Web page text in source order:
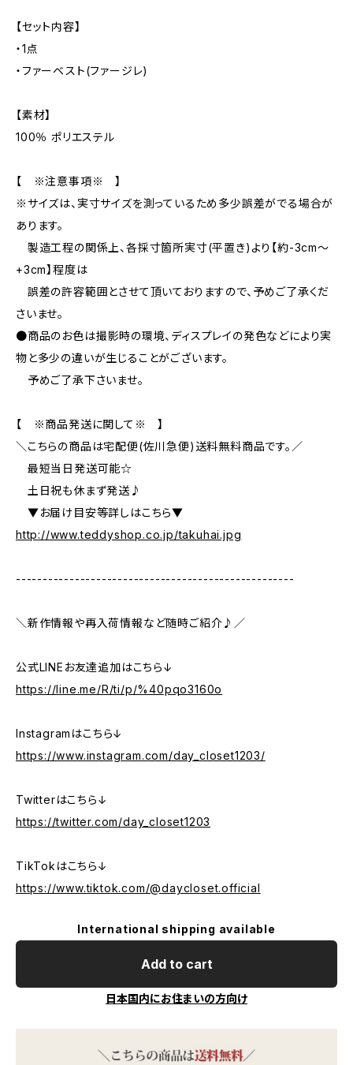
【セット内容】
・1点
・ファーベスト(ファージレ)
【素材】
100％ ポリエステル
【 ※注意事項※ 】
※サイズは、実寸サイズを測っているため多少誤差がでる場合が
あります。
製造工程の関係上、各採寸箇所実寸(平置き)より【約-3cm〜
+3cm】程度は
誤差の許容範囲とさせて頂いておりますので、予めご了承くだ
さいませ。
●商品のお色は撮影時の環境、ディスプレイの発色などにより実
物と多少の違いが生じることがございます。
予めご了承下さいませ。
【 ※商品発送に関して※ 】
＼こちらの商品は宅配便(佐川急便)送料無料商品です。／
最短当日発送可能☆
土日祝も休まず発送♪
▼お届け目安等詳しはこちら▼
http://www.teddyshop.co.jp/takuhai.jpg
----------------------------------------------------
＼新作情報や再入荷情報など随時ご紹介♪／
公式LINEお友達追加はこちら↓
https://line.me/R/ti/p/%40pqo3160o
Instagramはこちら↓
https://www.instagram.com/day_closet1203/
Twitterはこちら↓
https://twitter.com/day_closet1203
TikTokはこちら↓
https://www.tiktok.com/@daycloset.official
International shipping available
Add to cart
日本国内にお住まいの方向け